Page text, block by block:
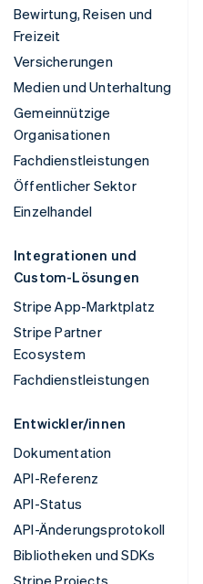
Bewirtung, Reisen und
Freizeit
Versicherungen
Medien und Unterhaltung
Gemeinnützige
Organisationen
Fachdienstleistungen
Öffentlicher Sektor
Einzelhandel
Integrationen und
Custom-Lösungen
Stripe App-Marktplatz
Stripe Partner
Ecosystem
Fachdienstleistungen
Entwickler/innen
Dokumentation
API-Referenz
API-Status
API-Änderungsprotokoll
Bibliotheken und SDKs